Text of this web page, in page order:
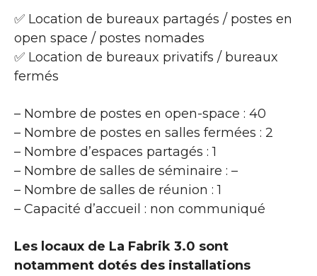
✅ Location de bureaux partagés / postes en
open space / postes nomades
✅ Location de bureaux privatifs / bureaux
fermés
– Nombre de postes en open-space : 40
– Nombre de postes en salles fermées : 2
– Nombre d’espaces partagés : 1
– Nombre de salles de séminaire : –
– Nombre de salles de réunion : 1
– Capacité d’accueil : non communiqué
Les locaux de La Fabrik 3.0 sont
notamment dotés des installations